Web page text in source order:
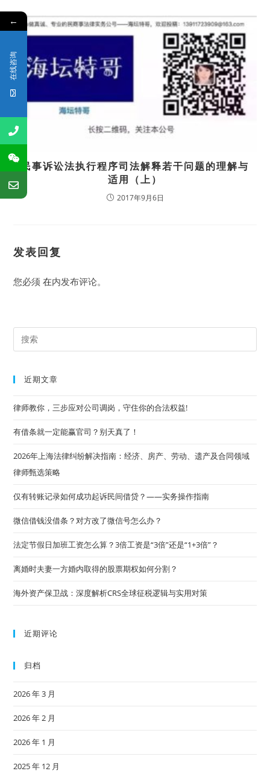
民事诉讼法执行程序司法解释若干问题的理解与
适用（上）
2017年9月6日
发表回复
您必须在内发布评论。
近期文章
律师教你，三步应对公司调岗，守住你的合法权益!
有借条就一定能赢官司？别天真了！
2026年上海法律纠纷解决指南：经济、房产、劳动、遗产及合同领域
律师甄选策略
仅有转账记录如何成功起诉民间借贷？——实务操作指南
微信借钱没借条？对方改了微信号怎么办？
法定节假日加班工资怎么算？3倍工资是“3倍”还是“1+3倍”？
离婚时夫妻一方婚内取得的股票期权如何分割？
海外资产保卫战：深度解析CRS全球征税逻辑与实用对策
近期评论
归档
2026 年 3 月
2026 年 2 月
2026 年 1 月
2025 年 12 月
←
在线咨询